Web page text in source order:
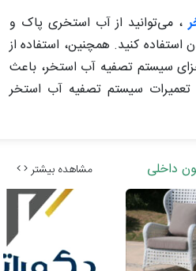
، می‌توانید از آب استخری پاک و
کنید. همچنین، استفاده از
سیستم تصفیه آب استخر، باعث
سیستم تصفیه آب استخر
داخلی مشاهده بیشتر